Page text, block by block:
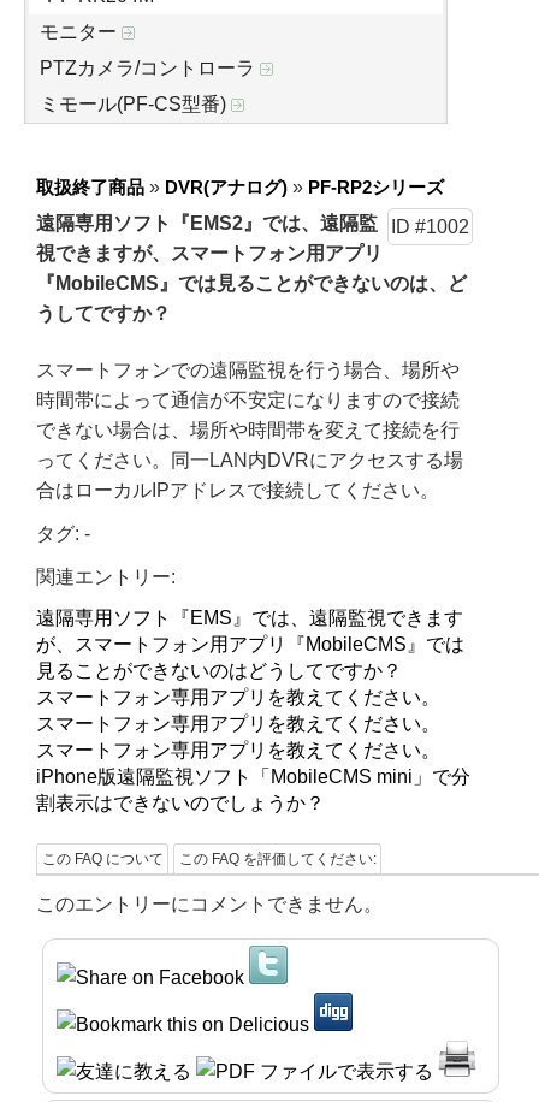
モニター
PTZカメラ/コントローラ
ミモール(PF-CS型番)
取扱終了商品 » DVR(アナログ) » PF-RP2シリーズ
ID #1002
遠隔専用ソフト『EMS2』では、遠隔監
視できますが、スマートフォン用アプリ
『MobileCMS』では見ることができないのは、ど
うしてですか？
スマートフォンでの遠隔監視を行う場合、場所や
時間帯によって通信が不安定になりますので接続
できない場合は、場所や時間帯を変えて接続を行
ってください。同一LAN内DVRにアクセスする場
合はローカルIPアドレスで接続してください。
タグ: -
関連エントリー:
遠隔専用ソフト『EMS』では、遠隔監視できます
が、スマートフォン用アプリ『MobileCMS』では
見ることができないのはどうしてですか？
スマートフォン専用アプリを教えてください。
スマートフォン専用アプリを教えてください。
スマートフォン専用アプリを教えてください。
iPhone版遠隔監視ソフト「MobileCMS mini」で分
割表示はできないのでしょうか？
この FAQ について この FAQ を評価してください:
このエントリーにコメントできません。